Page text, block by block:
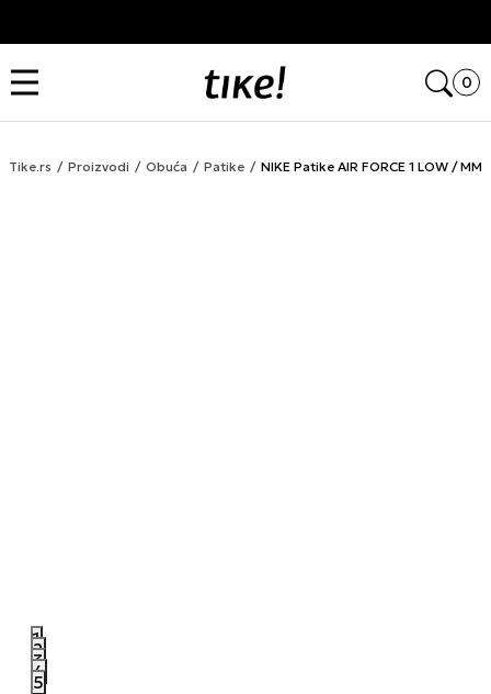
0
Tike.rs Proizvodi Obuća Patike NIKE Patike AIR FORCE 1 LOW / MM
1
2
3
4
5